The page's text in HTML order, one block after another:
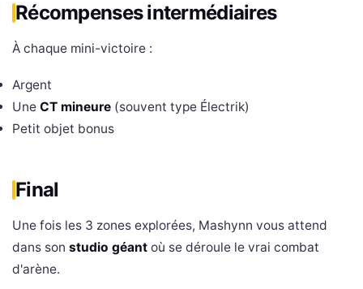
Récompenses intermédiaires
À chaque mini-victoire :
Argent
Une CT mineure (souvent type Électrik)
Petit objet bonus
Final
Une fois les 3 zones explorées, Mashynn vous attend
dans son studio géant où se déroule le vrai combat
d'arène.